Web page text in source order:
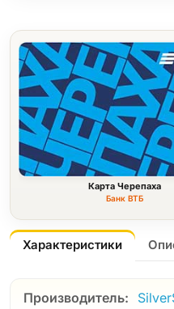
Карта Черепаха
Банк ВТБ
Характеристики
Производитель: